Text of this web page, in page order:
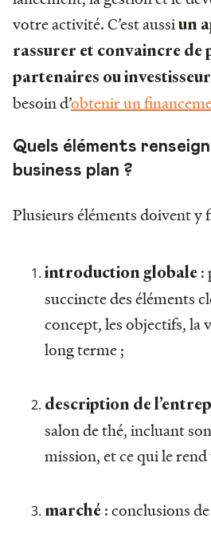
votre activité. C’est aussiun
rassurer et convaincre de
partenaires ou
besoin d’obtenir un
Quels éléments
business plan ?
Plusieurs éléments doivent y
introduction globale :
succincte des éléments
concept, les objectifs, la
long terme ;
description de
salon de thé, incluant
mission, et ce qui le
marché : conclusions